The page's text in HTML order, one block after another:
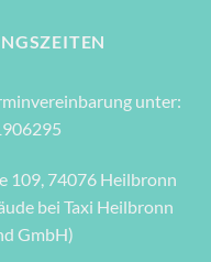
unter:
109, 74076 Heilbronn
bei Taxi Heilbronn
GmbH)